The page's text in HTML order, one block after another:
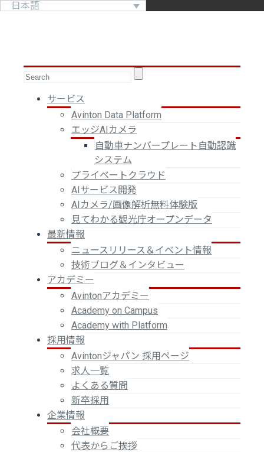
日本語
サービス
Avinton Data Platform
エッジAIカメラ
自動車ナンバープレート自動認識
システム
プライベートクラウド
AIサービス開発
AIカメラ/画像解析無料体験版
見てわかる観光庁オープンデータ
最新情報
ニュースリリース＆イベント情報
技術ブログ＆インタビュー
アカデミー
Avintonアカデミー
Academy on Campus
Academy with Platform
採用情報
Avintonジャパン 採用ページ
求人一覧
よくある質問
新卒採用
企業情報
会社概要
代表からご挨拶